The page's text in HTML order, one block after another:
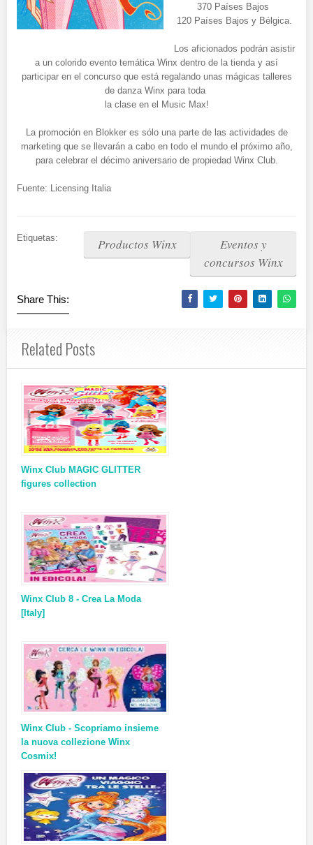
370 Países Bajos
120 Países Bajos y Bélgica.
Los aficionados podrán asistir
a un colorido evento temática Winx dentro de la tienda y así
participar en el concurso que está regalando unas mágicas talleres
de danza Winx para toda
la clase en el Music Max!
La promoción en Blokker es sólo una parte de las actividades de
marketing que se llevarán a cabo en todo el mundo el próximo año,
para celebrar el décimo aniversario de propiedad Winx Club.
Fuente: Licensing Italia
Etiquetas:
Eventos y
concursos Winx
Productos Winx
Share This:
Related Posts
Winx Club MAGIC GLITTER
figures collection
Winx Club 8 - Crea La Moda
[Italy]
Winx Club - Scopriamo insieme
la nuova collezione Winx
Cosmix!